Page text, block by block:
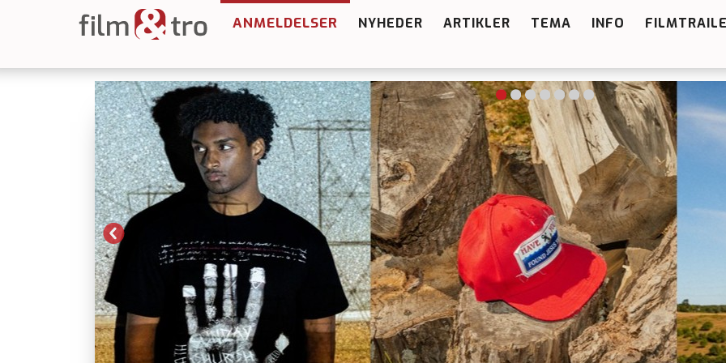
ANMELDELSER NYHEDER ARTIKLER TEMA INFO